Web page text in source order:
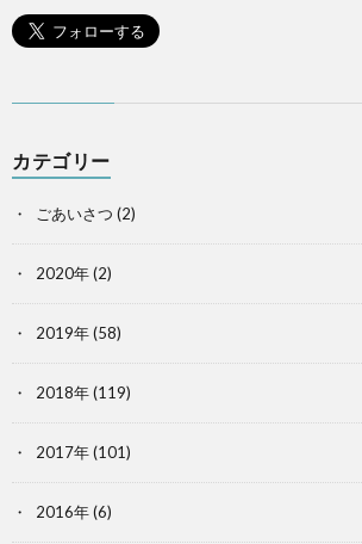
カテゴリー
ごあいさつ (2)
2020年(2)
2019年(58)
2018年(119)
2017年(101)
2016年(6)